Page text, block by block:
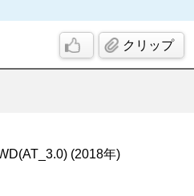
クリップ
(2018年)